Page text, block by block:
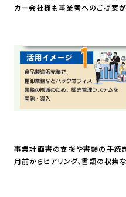
カー会社様も事業者へのご提案が
事業計画書の支援や書類の手続
月前からヒアリング、書類の収集